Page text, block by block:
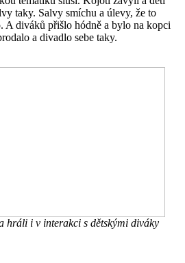
taky. Salvy smíchu a úlevy, že to
A diváků přišlo hódně a bylo na kopci
a divadlo sebe taky.
hráli i v interakci s dětskými diváky